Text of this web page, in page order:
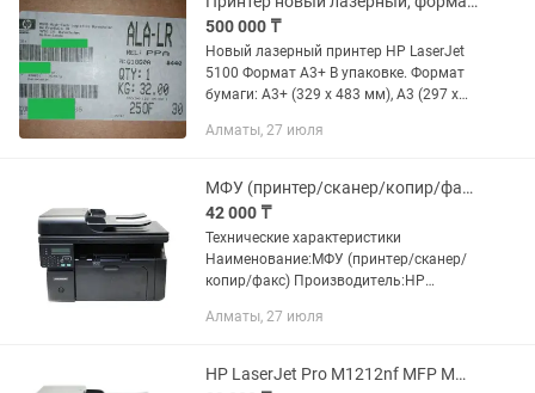
500 000 ₸
Новый лазерный принтер HP LaserJet
5100 Формат А3+ В упаковке. Формат
бумаги: A3+ (329 x 483 мм), A3 (297 x
76.2 х 127 до 312 х 470 мм, лоток 2 и 3:
Алматы, 27 июля
МФУ (принтер/сканер/копир/факс) HP LaserJet Pro M1214nfh MFP Лазерная
42 000 ₸
Технические характеристики
Наименование:МФУ (принтер/сканер/
копир/факс) Производитель:HP
Технология печати:Лазерная (чб)
печати:18...
Алматы, 27 июля
HP LaserJet Pro M1212nf MFP МФУ (принтер/сканер/копир/факс) Лазерная